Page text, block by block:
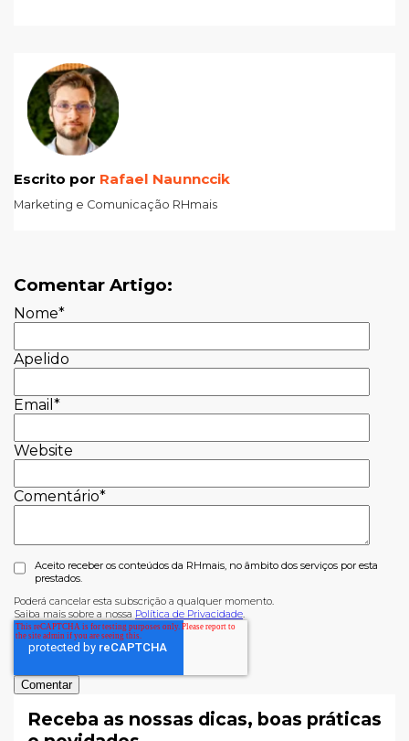
Escrito por Rafael Naunnccik
Marketing e Comunicação RHmais
Comentar Artigo:
Nome*
Apelido
Email *
Website
Comentário*
Aceito receber os conteúdos da RHmais, no âmbito dos serviços por esta
prestados.
Poderá cancelar esta subscrição a qualquer momento.
Saiba mais sobre a nossa Política de Privacidade.
Receba as nossas dicas, boas práticas